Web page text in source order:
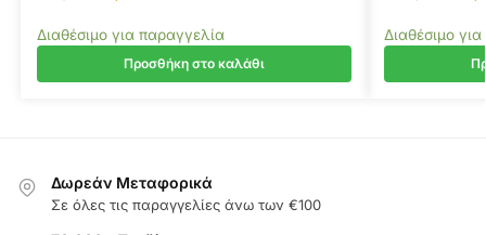
Διαθέσιμο για παραγγελία
Προσθήκη στο καλάθι
Διαθέσιμο
Δωρεάν Μεταφορικά
Σε όλες τις παραγγελίες άνω των €100